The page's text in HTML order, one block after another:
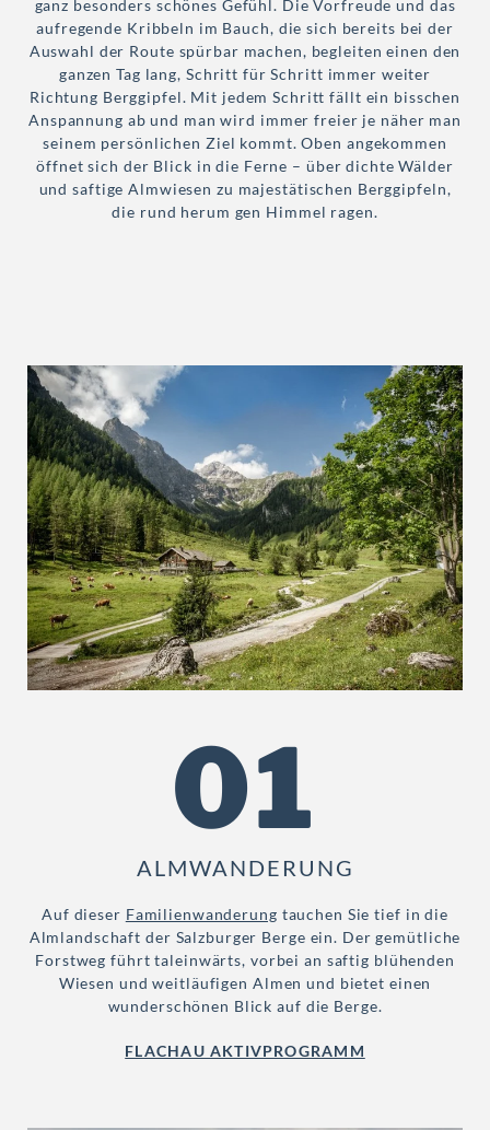
ganz besonders schönes Gefühl. Die Vorfreude und das
aufregende Kribbeln im Bauch, die sich bereits bei der
Auswahl der Route spürbar machen, begleiten einen den
ganzen Tag lang, Schritt für Schritt immer weiter
Richtung Berggipfel. Mit jedem Schritt fällt ein bisschen
Anspannung ab und man wird immer freier je näher man
seinem persönlichen Ziel kommt. Oben angekommen
öffnet sich der Blick in die Ferne – über dichte Wälder
und saftige Almwiesen zu majestätischen Berggipfeln,
die rund herum gen Himmel ragen.
01
ALMWANDERUNG
Auf dieser Familienwanderung tauchen Sie tief in die
Almlandschaft der Salzburger Berge ein. Der gemütliche
Forstweg führt taleinwärts, vorbei an saftig blühenden
Wiesen und weitläufigen Almen und bietet einen
wunderschönen Blick auf die Berge.
FLACHAU AKTIVPROGRAMM